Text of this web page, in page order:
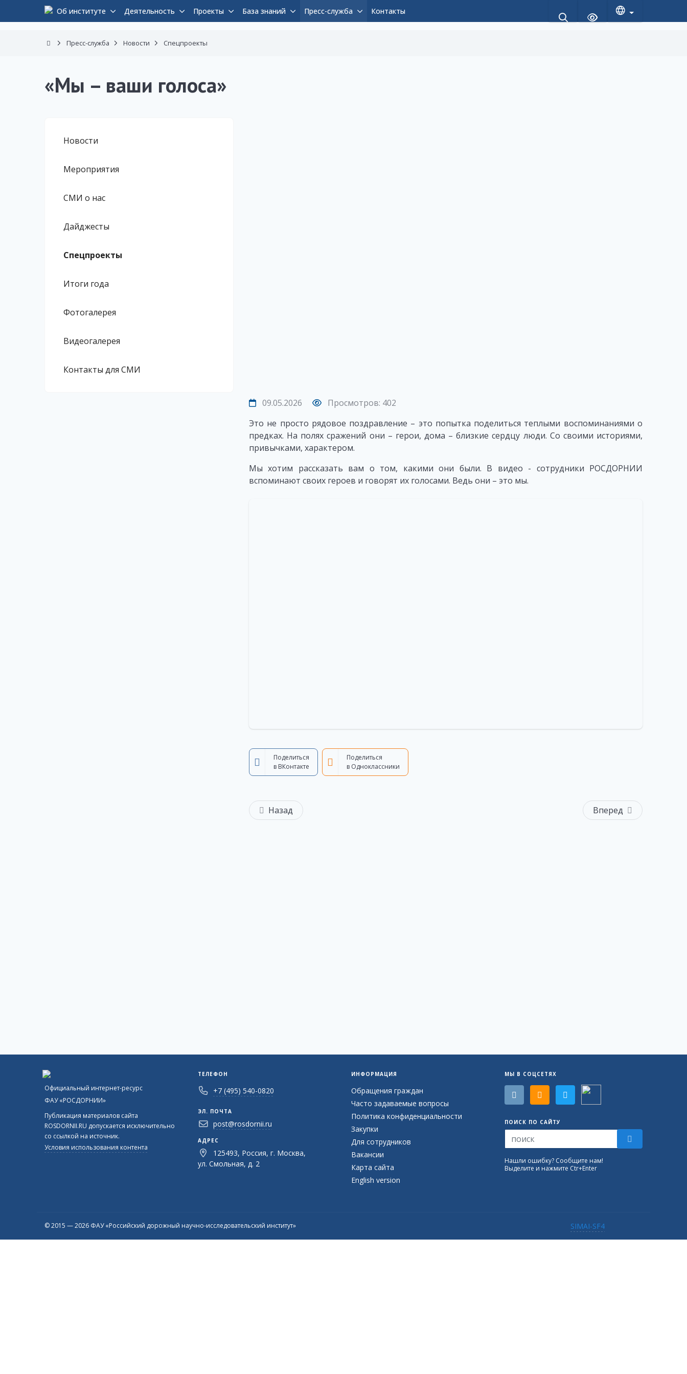
Об институте Деятельность Проекты База знаний Пресс-служба Контакты
Пресс-служба Новости Спецпроекты
«Мы – ваши голоса»
Новости
Мероприятия
СМИ о нас
Дайджесты
Спецпроекты
Итоги года
Фотогалерея
Видеогалерея
Контакты для СМИ
09.05.2026
Просмотров: 402
Это не просто рядовое поздравление – это попытка поделиться теплыми воспоминаниями о
предках. На полях сражений они – герои, дома – близкие сердцу люди. Со своими историями,
привычками, характером.
Мы хотим рассказать вам о том, какими они были. В видео - сотрудники РОСДОРНИИ
вспоминают своих героев и говорят их голосами. Ведь они – это мы.
Поделиться
в ВКонтакте
Поделиться
в Одноклассники
Назад Вперед
Официальный интернет-ресурс
ФАУ «РОСДОРНИИ»
Публикация материалов сайта
ROSDORNII.RU допускается исключительно
со ссылкой на источник.
Условия использования контента
ТЕЛЕФОН
+7 (495) 540-0820
ЭЛ. ПОЧТА
post@rosdornii.ru
АДРЕС
125493, Россия, г. Москва,
ул. Смольная, д. 2
ИНФОРМАЦИЯ
Обращения граждан
Часто задаваемые вопросы
Политика конфиденциальности
Закупки
Для сотрудников
Вакансии
Карта сайта
English version
МЫ В СОЦСЕТЯХ
ПОИСК ПО САЙТУ
Нашли ошибку? Сообщите нам!
Выделите и нажмите Ctr+Enter
© 2015 — 2026 ФАУ «Российский дорожный научно-исследовательский институт» SIMAI-SF4